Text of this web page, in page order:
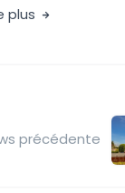
plus
précédente